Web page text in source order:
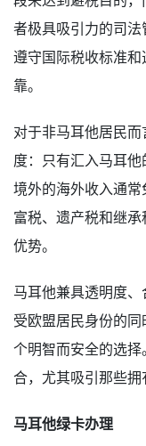
者极具吸引力的司
遵守国际税收标准
靠。
对于非马耳他居民
度：只有汇入马耳
境外的海外收入通
富税、遗产税和继
优势。
马耳他兼具透明度
受欧盟居民身份的
个明智而安全的选
合，尤其吸引那些拥
马耳他绿卡办理